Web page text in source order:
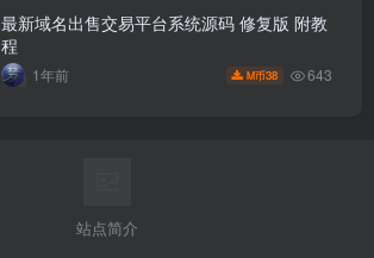
最新域名出售交易平台系统源码 修复版 附教
程
1年前 M币38 643
站点简介